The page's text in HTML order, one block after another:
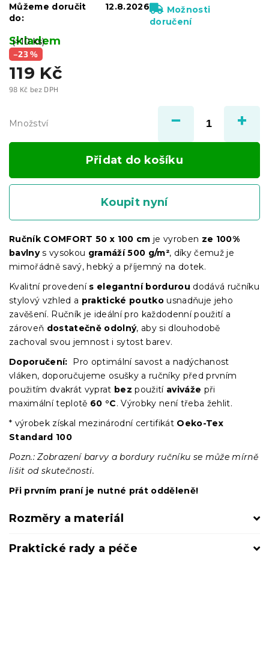
–23 %
119 Kč
98 Kč bez DPH
Skladem
(>10 ks)
Můžeme doručit
do:
12.8.2026
Možnosti
doručení
Množství
Přidat do košíku
Koupit nyní
Ručník COMFORT 50 x 100 cm je vyroben ze 100%
bavlnys vysokou gramáží 500 g/m², díky čemuž je
mimořádně savý, hebký a příjemný na dotek.
Kvalitní provedení s elegantní bordurou dodává ručníku
stylový vzhled a praktické poutko usnadňuje jeho
zavěšení. Ručník je ideální pro každodenní použití a
zároveň dostatečně odolný, aby si dlouhodobě
zachoval svou jemnost i sytost barev.
Doporučení: Pro optimální savost a nadýchanost
vláken, doporučujeme osušky a ručníky před prvním
použitím dvakrát vyprat bez použití aviváže při
maximální teplotě 60 °C. Výrobky není třeba žehlit.
* výrobek získal mezinárodní certifikát Oeko-Tex
Standard 100
Pozn.: Zobrazení barvy a bordury ručníku se může mírně
lišit od skutečnosti.
Při prvním praní je nutné prát odděleně!
Rozměry a materiál
Praktické rady a péče